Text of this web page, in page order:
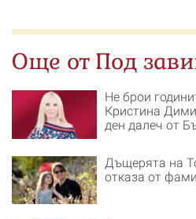
Още от Под
Не брои
Кристина
ден далеч от
Дъщерята на
отказа от